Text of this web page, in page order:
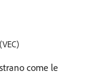
come le